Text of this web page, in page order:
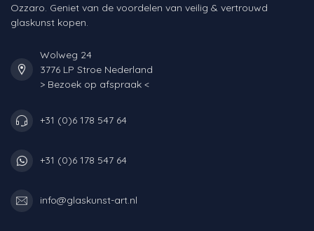
Ozzaro. Geniet van de voordelen van veilig & vertrouwd
glaskunst kopen.
Wolweg 24
3776 LP Stroe Nederland
> Bezoek op afspraak <
+31 (0)6 178 547 64
+31 (0)6 178 547 64
info@glaskunst-art.nl